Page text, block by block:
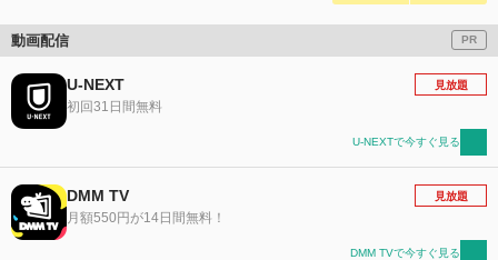
動画配信 PR
U-NEXT
初回31日間無料
見放題
U-NEXTで今すぐ見る
DMM TV
月額550円が14日間無料！
見放題
DMM TVで今すぐ見る